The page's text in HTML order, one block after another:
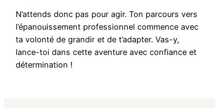
N’attends donc pas pour agir. Ton parcours vers
l’épanouissement professionnel commence avec
ta volonté de grandir et de t’adapter. Vas-y,
lance-toi dans cette aventure avec confiance et
détermination !